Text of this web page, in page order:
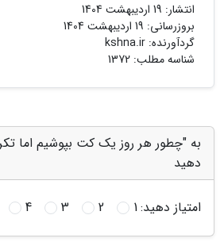
انتشار: 19 اردیبهشت 1404
بروزرسانی: 19 اردیبهشت 1404
گردآورنده: kshna.ir
شناسه مطلب: 1372
به "چطور هر روز یک کت بپوشیم اما
دهید
امتیاز دهید:1
2
3
4